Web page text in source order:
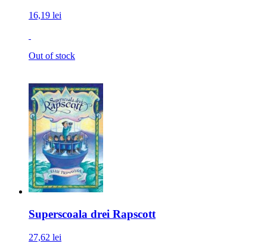
16,19 lei
Out of stock
Superscoala drei Rapscott
27,62 lei